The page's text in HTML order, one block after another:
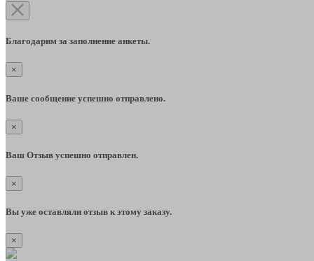
Благодарим за заполнение анкеты.
×
Ваше сообщение успешно отправлено.
×
Ваш Отзыв успешно отправлен.
×
Вы уже оставляли отзыв к этому заказу.
×